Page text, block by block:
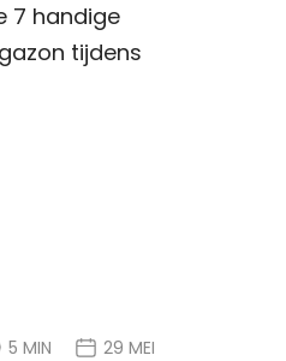
7 handige
tijdens
5 MIN 29 MEI